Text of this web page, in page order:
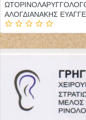
ΑΛΟΓΔΙΑΝΑΚΗΣ